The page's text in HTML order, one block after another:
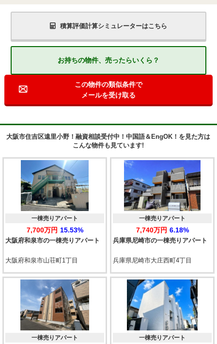
積算評価計算シミュレーターはこちら
お持ちの物件、売ったらいくら？
この物件の類似条件で
メールを受け取る
大阪市住吉区遠里小野！融資相談受付中！中国語＆EngOK！を見た方は
こんな物件も見ています!
大阪府和泉市の一棟売りアパート
一棟売りアパート
7,700万円 15.53%
大阪府和泉市山荘町1丁目
兵庫県尼崎市の一棟売りアパート
一棟売りアパート
7,740万円 6.18%
兵庫県尼崎市大庄西町4丁目
一棟売りアパート 一棟売りアパート